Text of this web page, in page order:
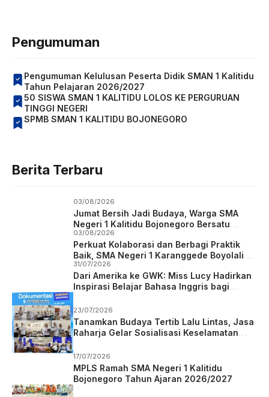
Pengumuman
Pengumuman Kelulusan Peserta Didik SMAN 1 Kalitidu
Tahun Pelajaran 2026/2027
50 SISWA SMAN 1 KALITIDU LOLOS KE PERGURUAN
TINGGI NEGERI
SPMB SMAN 1 KALITIDU BOJONEGORO
Berita Terbaru
03/08/2026
Jumat Bersih Jadi Budaya, Warga SMA
Negeri 1 Kalitidu Bojonegoro Bersatu
Wujudkan Sekolah Hijau dan Asri
03/08/2026
Perkuat Kolaborasi dan Berbagi Praktik
Baik, SMA Negeri 1 Karanggede Boyolali
Studi Tiru ke SMA Negeri 1 Kalitidu
Bojonegoro
31/07/2026
Dari Amerika ke GWK: Miss Lucy Hadirkan
Inspirasi Belajar Bahasa Inggris bagi
23/07/2026
Tanamkan Budaya Tertib Lalu Lintas, Jasa
Raharja Gelar Sosialisasi Keselamatan
17/07/2026
MPLS Ramah SMA Negeri 1 Kalitidu
Bojonegoro Tahun Ajaran 2026/2027